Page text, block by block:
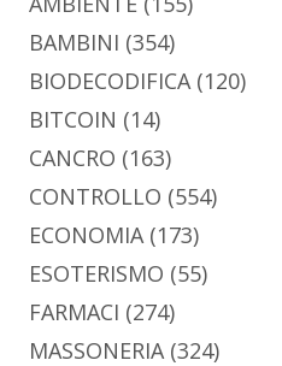
BAMBINI (354)
BIODECODIFICA(120)
BITCOIN (14)
CANCRO (163)
CONTROLLO (554)
ECONOMIA(173)
ESOTERISMO (55)
FARMACI (274)
MASSONERIA(324)